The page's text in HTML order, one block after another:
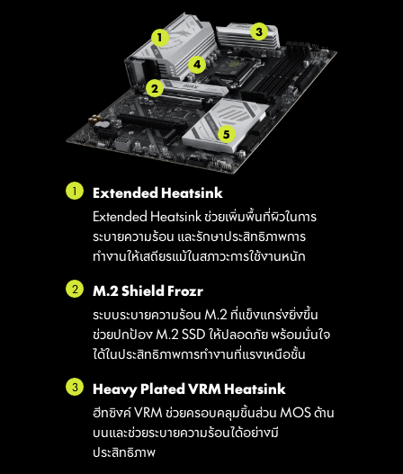
1
2
3
4
5
1
Extended Heatsink
Extended Heatsink ช่วยเพิ่มพื้นที่ผิวในการ
ระบายความร้อน และรักษาประสิทธิภาพการ
ทำงานให้เสถียรแม้ในสภาวะการใช้งานหนัก
2
M.2 Shield Frozr
ระบบระบายความร้อน M.2 ที่แข็งแกร่งยิ่งขึ้น
ช่วยปกป้อง M.2 SSD ให้ปลอดภัย พร้อมมั่นใจ
ได้ในประสิทธิภาพการทำงานที่แรงเหนือชั้น
3
Heavy Plated VRM Heatsink
ฮีทซิงค์ VRM ช่วยครอบคลุมชิ้นส่วน MOS ด้าน
บนและช่วยระบายความร้อนได้อย่างมี
ประสิทธิภาพ
เชื่อมต่อและซิงค์การทำงานร่วมกับชุดระบาย
ความร้อนและเคสจาก MSI ได้อย่างลงตัว
ด้วยการจัดวางตำแหน่งพินเฮดเดอร์ อย่าง
ชาญฉลาด พร้อมช่องเชื่อมต่อเฉพาะสำหรับ
พัดลมปั๊มน้ำ
Cooling Wizard ฟีเจอร์จัดการพัดลม
ครอบคลุมทุกอุปกรณ์ MSI มอบความ
ยืดหยุ่นด้วยการรองรับพัดลมและปั๊มน้ำระบบ
PWM/DC ปรับแต่งความเย็นและลดเสียง
รบกวนให้พีซีของคุณได้อย่างง่ายดาย พร้อม
ระบบติดตามอุณหภูมิแบบเรียลไทม์ ปรับจูน
ประสิทธิภาพสูงสุดได้เพียงคลิกเดียว
หลากโปรไฟล์การ
ใช้งาน
พัดลมอัจฉริยะ &
ปรับแต่งเอง